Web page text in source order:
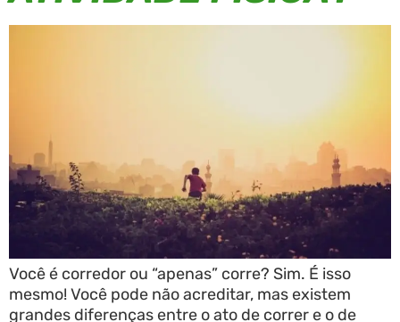
Você é corredor ou “apenas” corre? Sim. É isso
mesmo! Você pode não acreditar, mas existem
grandes diferenças entre o ato de correr e o de